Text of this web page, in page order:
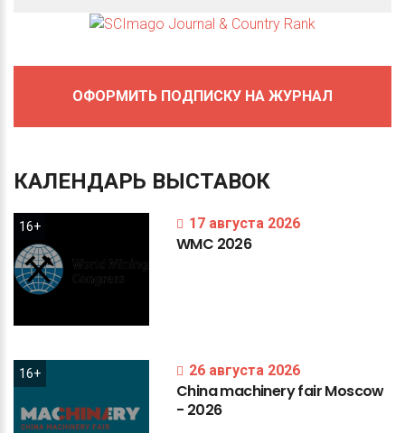
ОФОРМИТЬ ПОДПИСКУ НА ЖУРНАЛ
КАЛЕНДАРЬ ВЫСТАВОК
16+ 17 августа 2026
WMC 2026
16+ 26 августа 2026
ChinamachineryfairMoscow
- 2026